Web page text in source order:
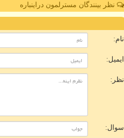
نظر بینندگان مسترلمون دراینباره
نام:
ایمیل:
نظر:
سوال: